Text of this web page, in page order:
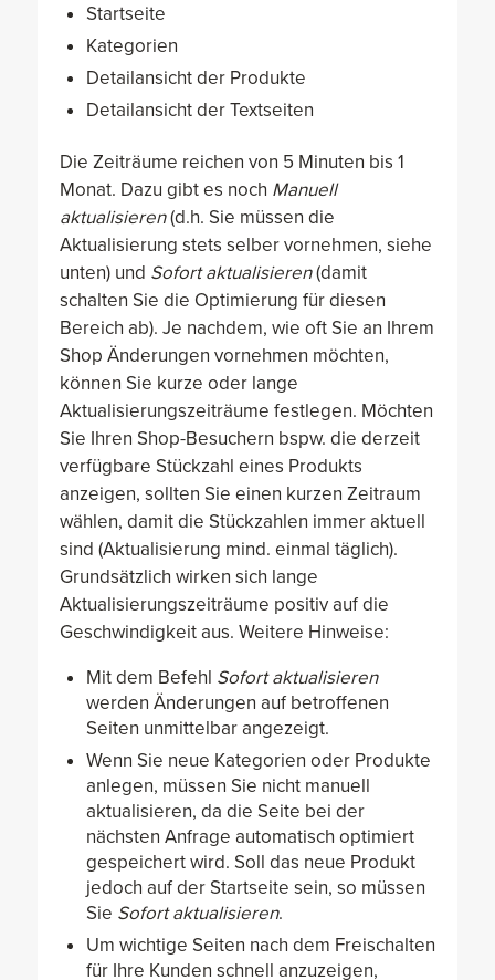
Startseite
Kategorien
Detailansicht der Produkte
Detailansicht der Textseiten
Die Zeiträume reichen von 5 Minuten bis 1
Monat. Dazu gibt es noch Manuell
aktualisieren(d.h. Sie müssen die
Aktualisierung stets selber vornehmen, siehe
unten) und Sofort aktualisieren(damit
schalten Sie die Optimierung für diesen
Bereich ab). Je nachdem, wie oft Sie an Ihrem
Shop Änderungen vornehmen möchten,
können Sie kurze oder lange
Aktualisierungszeiträume festlegen. Möchten
Sie Ihren Shop-Besuchern bspw. die derzeit
verfügbare Stückzahl eines Produkts
anzeigen, sollten Sie einen kurzen Zeitraum
wählen, damit die Stückzahlen immer aktuell
sind (Aktualisierung mind. einmal täglich).
Grundsätzlich wirken sich lange
Aktualisierungszeiträume positiv auf die
Geschwindigkeit aus. Weitere Hinweise:
Mit dem Befehl Sofort aktualisieren
werden Änderungen auf betroffenen
Seiten unmittelbar angezeigt.
Wenn Sie neue Kategorien oder Produkte
anlegen, müssen Sie nicht manuell
aktualisieren, da die Seite bei der
nächsten Anfrage automatisch optimiert
gespeichert wird. Soll das neue Produkt
jedoch auf der Startseite sein, so müssen
Sie Sofort aktualisieren.
Um wichtige Seiten nach dem Freischalten
für Ihre Kunden schnell anzuzeigen,